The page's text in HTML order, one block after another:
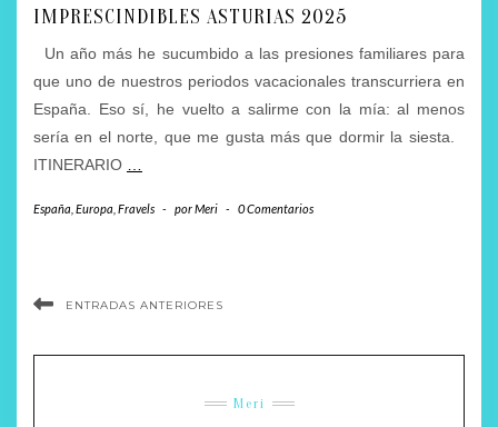
IMPRESCINDIBLES ASTURIAS 2025
Un año más he sucumbido a las presiones familiares para
que uno de nuestros periodos vacacionales transcurriera en
España. Eso sí, he vuelto a salirme con la mía: al menos
sería en el norte, que me gusta más que dormir la siesta.
ITINERARIO
España Europa Fravels - porMeri - 0 Comentarios
ENTRADAS ANTERIORES
Meri